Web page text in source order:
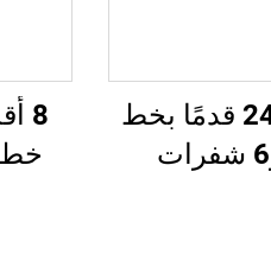
8 أقدام إلى 24 قدمًا بخط
خط